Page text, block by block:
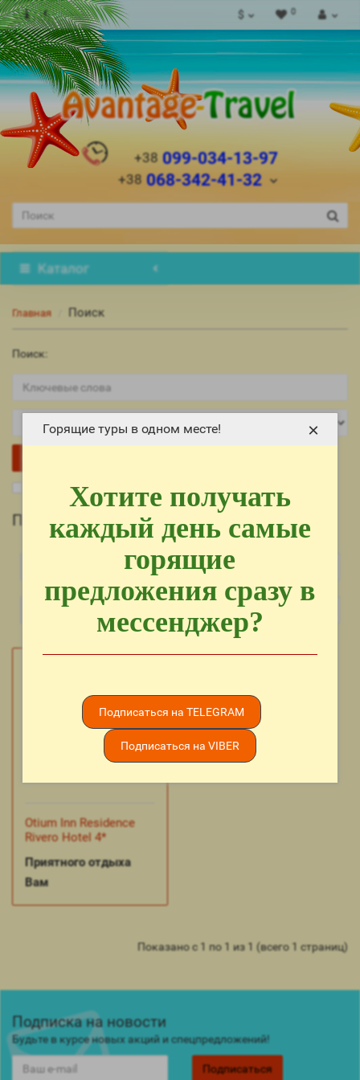
Горящие туры в одном месте!
Хотите получать
каждый день самые
горящие
предложения сразу в
мессенджер?
Подписаться на TELEGRAM
Подписаться на VIBER
×
$ 0
+38 099-034-13-97
+38 068-342-41-32
Каталог
Главная Поиск
Поиск:
Поиск в подкатегориях
Поиск
Otium Inn Residence
Rivero Hotel 4*
Приятного отдыха
Вам
Показано с 1 по 1 из 1 (всего 1 страниц)
Подписка на новости
Будьте в курсе новых акций и спецпредложений!
Подписаться